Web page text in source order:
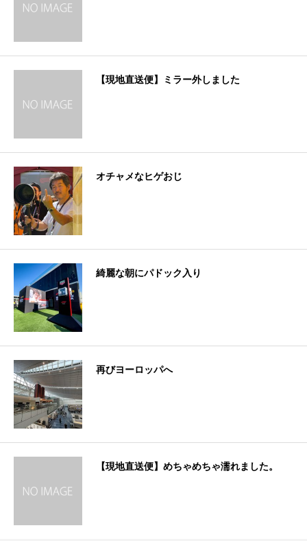
【現地直送便】ミラー外しました
オチャメなヒゲおじ
綺麗な朝にパドック入り
再びヨーロッパへ
【現地直送便】めちゃめちゃ濡れました。